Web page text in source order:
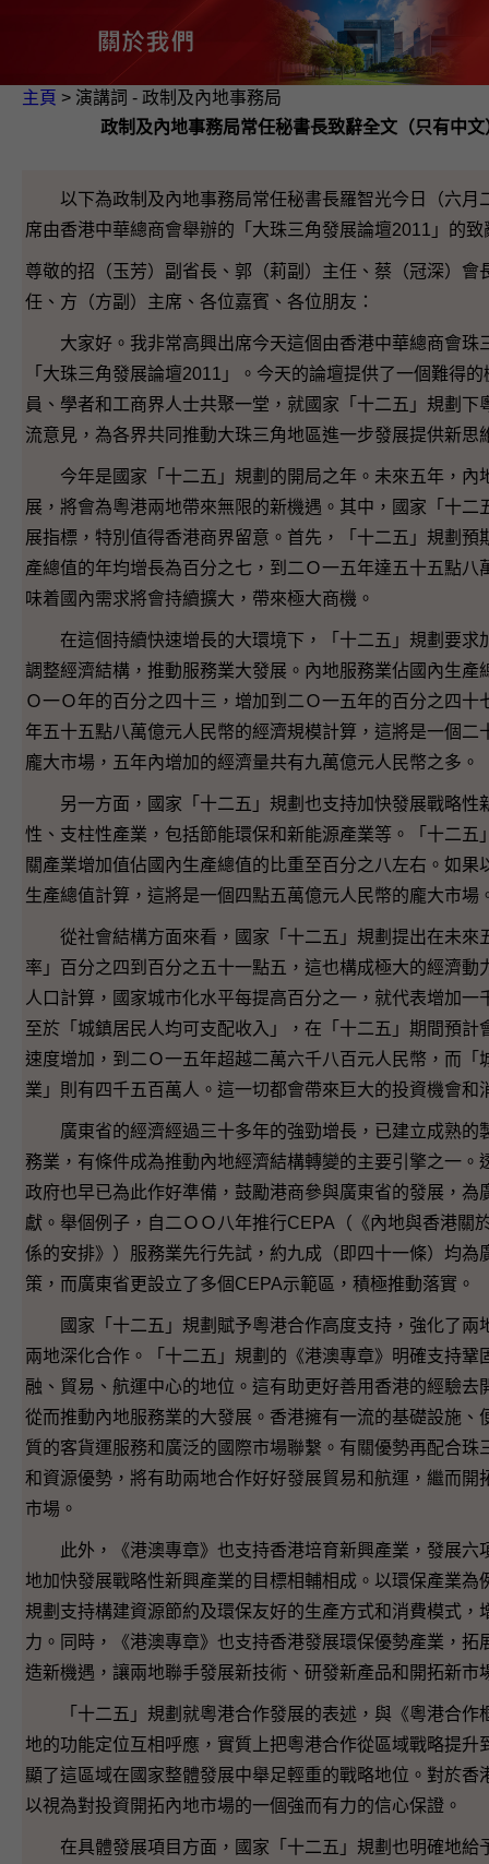
主頁 > 演講詞 - 政制及內地事務局
政制及內地事務局常任秘書長致辭全文（只有中
以下為政制及內地事務局常任秘書長羅智光今日（六月
席由香港中華總商會舉辦的「大珠三角發展論壇2011」的致
尊敬的招（玉芳）副省長、郭（莉副）主任、蔡（冠深）會
任、方（方副）主席、各位嘉賓、各位朋友：
大家好。我非常高興出席今天這個由香港中華總商會珠
「大珠三角發展論壇2011」。今天的論壇提供了一個難得
員、學者和工商界人士共聚一堂，就國家「十二五」規劃下
流意見，為各界共同推動大珠三角地區進一步發展提供新思
今年是國家「十二五」規劃的開局之年。未來五年，內
展，將會為粵港兩地帶來無限的新機遇。其中，國家「十二
展指標，特別值得香港商界留意。首先，「十二五」規劃預
產總值的年均增長為百分之七，到二Ｏ一五年達五十五點八
味着國內需求將會持續擴大，帶來極大商機。
在這個持續快速增長的大環境下，「十二五」規劃要求
調整經濟結構，推動服務業大發展。內地服務業佔國內生產
Ｏ一Ｏ年的百分之四十三，增加到二Ｏ一五年的百分之四十
年五十五點八萬億元人民幣的經濟規模計算，這將是一個二
龐大市場，五年內增加的經濟量共有九萬億元人民幣之多。
另一方面，國家「十二五」規劃也支持加快發展戰略性
性、支柱性產業，包括節能環保和新能源產業等。「十二五
關產業增加值佔國內生產總值的比重至百分之八左右。如果
生產總值計算，這將是一個四點五萬億元人民幣的龐大市場
從社會結構方面來看，國家「十二五」規劃提出在未來
率」百分之四到百分之五十一點五，這也構成極大的經濟動
人口計算，國家城市化水平每提高百分之一，就代表增加一
至於「城鎮居民人均可支配收入」，在「十二五」期間預計
速度增加，到二Ｏ一五年超越二萬六千八百元人民幣，而「
業」則有四千五百萬人。這一切都會帶來巨大的投資機會和
廣東省的經濟經過三十多年的強勁增長，已建立成熟的
務業，有條件成為推動內地經濟結構轉變的主要引擎之一。
政府也早已為此作好準備，鼓勵港商參與廣東省的發展，為
獻。舉個例子，自二ＯＯ八年推行CEPA（《內地與香港關
係的安排》）服務業先行先試，約九成（即四十一條）均為
策，而廣東省更設立了多個CEPA示範區，積極推動落實。
國家「十二五」規劃賦予粵港合作高度支持，強化了兩
兩地深化合作。「十二五」規劃的《港澳專章》明確支持鞏
融、貿易、航運中心的地位。這有助更好善用香港的經驗去
從而推動內地服務業的大發展。香港擁有一流的基礎設施、
質的客貨運服務和廣泛的國際市場聯繫。有關優勢再配合珠
和資源優勢，將有助兩地合作好好發展貿易和航運，繼而開
市場。
此外，《港澳專章》也支持香港培育新興產業，發展六
地加快發展戰略性新興產業的目標相輔相成。以環保產業為
規劃支持構建資源節約及環保友好的生產方式和消費模式，
力。同時，《港澳專章》也支持香港發展環保優勢產業，拓
造新機遇，讓兩地聯手發展新技術、研發新產品和開拓新市
「十二五」規劃就粵港合作發展的表述，與《粵港合作
地的功能定位互相呼應，實質上把粵港合作從區域戰略提升
顯了這區域在國家整體發展中舉足輕重的戰略地位。對於香
以視為對投資開拓內地市場的一個強而有力的信心保證。
在具體發展項目方面，國家「十二五」規劃也明確地給